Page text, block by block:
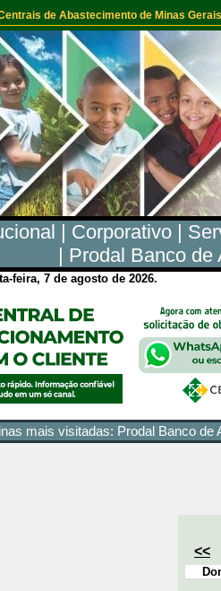
de Abastecimento de Minas
| Corporativo|
| Prodal Banco de
feira, 7 de agosto de 2026.
mais visitadas: Prodal Banco de
<<